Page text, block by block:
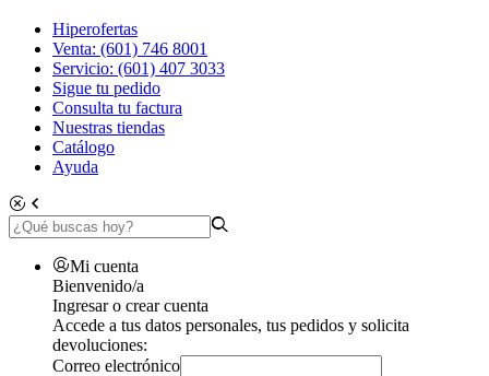
Hiperofertas
Venta: (601) 746 8001
Servicio: (601) 407 3033
Sigue tu pedido
Consulta tu factura
Nuestras tiendas
Catálogo
Ayuda
Mi cuenta
Bienvenido/a
Ingresar o crear cuenta
Accede a tus datos personales, tus pedidos y solicita
devoluciones:
Correo electrónico